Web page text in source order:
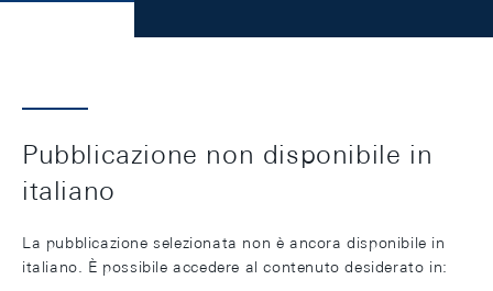
Pubblicazione non disponibile in
italiano
La pubblicazione selezionata non è ancora disponibile in
italiano. È possibile accedere al contenuto desiderato in: